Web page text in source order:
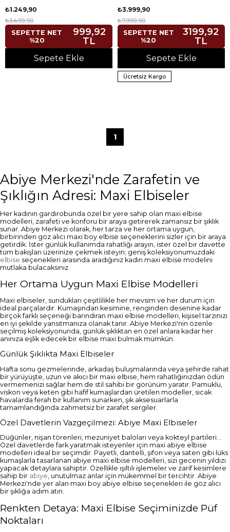
₺1.249,90
₺3.499,90
SEPETTE NET
%20
999,92
TL
Sepete Ekle
₺3.999,90
₺7.999,90
SEPETTE NET
%20
3199,92
TL
Sepete Ekle
Ücretsiz Kargo
1
Abiye Merkezi'nde Zarafetin ve
Şıklığın Adresi: Maxi Elbiseler
Her kadının gardırobunda özel bir yere sahip olan maxi elbise
modelleri, zarafeti ve konforu bir araya getirerek zamansız bir şıklık
sunar. Abiye Merkezi olarak, her tarza ve her ortama uygun,
birbirinden göz alıcı maxi boy elbise seçeneklerini sizler için bir araya
getirdik. İster günlük kullanımda rahatlığı arayın, ister özel bir davette
tüm bakışları üzerinize çekmek isteyin; geniş koleksiyonumuzdaki
elbise seçenekleri arasında aradığınız kadın maxi elbise modelini
mutlaka bulacaksınız.
Her Ortama Uygun Maxi Elbise Modelleri
Maxi elbiseler, sundukları çeşitlilikle her mevsim ve her durum için
ideal parçalardır. Kumaşından kesimine, renginden desenine kadar
birçok farklı seçeneği barındıran maxi elbise modelleri, kişisel tarzınızı
en iyi şekilde yansıtmanıza olanak tanır. Abiye Merkezi'nin özenle
seçilmiş koleksiyonunda, günlük şıklıktan en özel anlara kadar her
anınıza eşlik edecek bir elbise maxi bulmak mümkün.
Günlük Şıklıkta Maxi Elbiseler
Hafta sonu gezmelerinde, arkadaş buluşmalarında veya şehirde rahat
bir yürüyüşte, uzun ve akıcı bir maxi elbise, hem rahatlığınızdan ödün
vermemenizi sağlar hem de stil sahibi bir görünüm yaratır. Pamuklu,
viskon veya keten gibi hafif kumaşlardan üretilen modeller, sıcak
havalarda ferah bir kullanım sunarken, şık aksesuarlarla
tamamlandığında zahmetsiz bir zarafet sergiler.
Özel Davetlerin Vazgeçilmezi: Abiye Maxi Elbiseler
Düğünler, nişan törenleri, mezuniyet baloları veya kokteyl partileri...
Özel davetlerde fark yaratmak isteyenler için maxi abiye elbise
modelleri ideal bir seçimdir. Payetli, dantelli, şifon veya saten gibi lüks
kumaşlarla tasarlanan abiye maxi elbise modelleri, sizi gecenin yıldızı
yapacak detaylara sahiptir. Özellikle ışıltılı işlemeler ve zarif kesimlere
sahip bir abiye, unutulmaz anlar için mükemmel bir tercihtir. Abiye
Merkezi'nde yer alan maxi boy abiye elbise seçenekleri ile göz alıcı
bir şıklığa adım atın.
Renkten Detaya: Maxi Elbise Seçiminizde Püf
Noktaları